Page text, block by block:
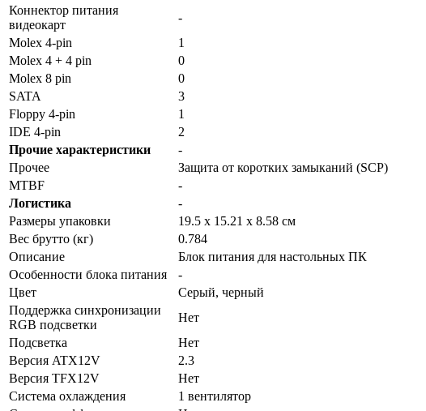
Коннектор питания
видеокарт
-
Molex 4-pin
1
Molex 4 + 4 pin
0
Molex 8 pin
0
SATA
3
Floppy 4-pin
1
IDE 4-pin
2
Прочие характеристики
-
Прочее
Защита от коротких замыканий (SCP)
MTBF
-
Логистика
-
Размеры упаковки
19.5 x 15.21 x 8.58 см
Вес брутто (кг)
0.784
Описание
Блок питания для настольных ПК
Особенности блока питания
-
Цвет
Серый, черный
Поддержка синхронизации
RGB подсветки
Нет
Подсветка
Нет
Версия ATX12V
2.3
Версия TFX12V
Нет
Система охлаждения
1 вентилятор